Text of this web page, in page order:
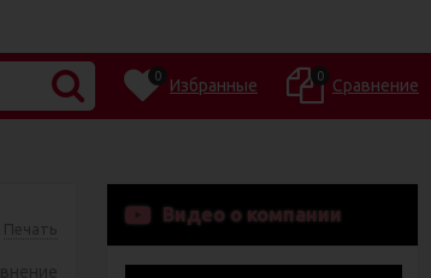
0 Избранные 0 Сравнение
Видео о компании